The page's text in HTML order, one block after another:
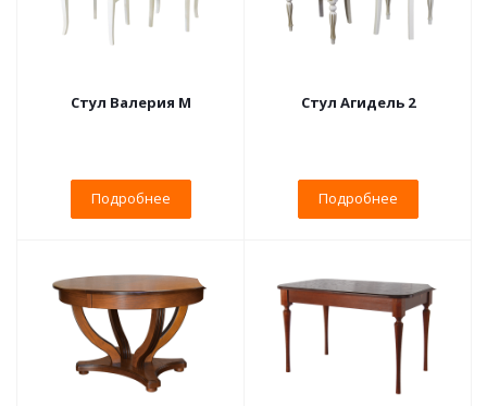
Стул Валерия М
Подробнее
Стул Агидель 2
Подробнее